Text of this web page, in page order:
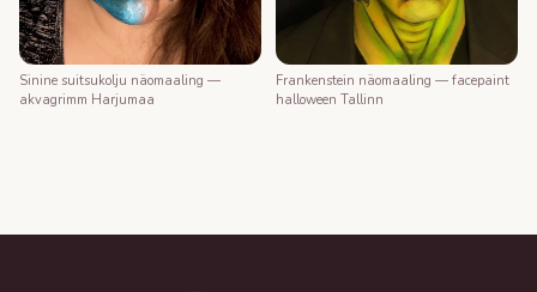
Sinine suitsukolju näomaaling —
akvagrimm Harjumaa
Frankenstein näomaaling — facepaint
halloween Tallinn